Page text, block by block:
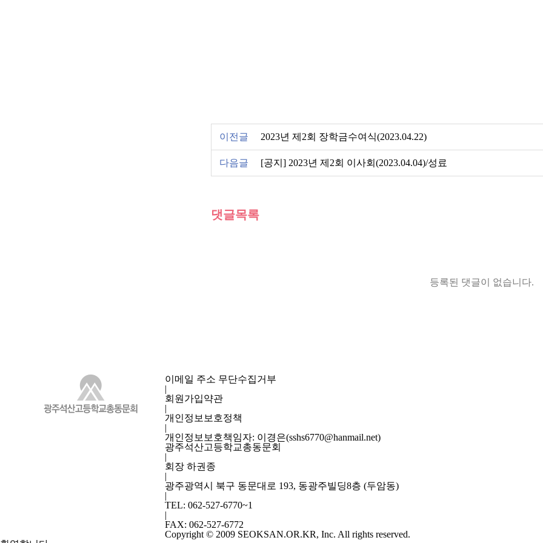
이전글 2023년 제2회 장학금수여식(2023.04.22)
다음글 [공지] 2023년 제2회 이사회(2023.04.04)/성료
댓글목록
등록된 댓글이 없습니다.
이메일 주소 무단수집거부
|
회원가입약관
|
개인정보보호정책
|
개인정보보호책임자: 이경은(sshs6770@hanmail.net)
광주석산고등학교총동문회
|
회장 하권종
|
광주광역시 북구 동문대로 193, 동광주빌딩8층 (두암동)
|
TEL: 062-527-6770~1
|
FAX: 062-527-6772
Copyright © 2009 SEOKSAN.OR.KR, Inc. All rights reserved.